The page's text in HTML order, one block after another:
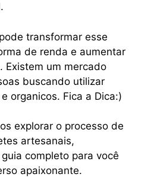
transformar esse
de renda e aumentar
Existem um mercado
buscando utilizar
organicos. Fica a Dica:)
explorar o processo de
artesanais,
completo para você
apaixonante.